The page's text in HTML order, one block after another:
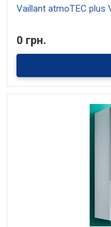
Vaillant atmoTEC plus
приготовление горячей
мощности от 30% до
0 грн.